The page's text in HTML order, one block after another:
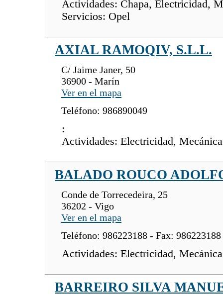
Actividades: Chapa, Electricidad,
Servicios: Opel
AXIAL RAMOQIV, S.L.L.
C/ Jaime Janer, 50
36900 - Marín
Ver en el mapa
Teléfono: 986890049
:
Actividades: Electricidad, Mecánica
BALADO ROUCO
Conde de Torrecedeira, 25
36202 - Vigo
Ver en el mapa
Teléfono: 986223188 - Fax: 986223188
Actividades: Electricidad, Mecánica
BARREIRO SILVA